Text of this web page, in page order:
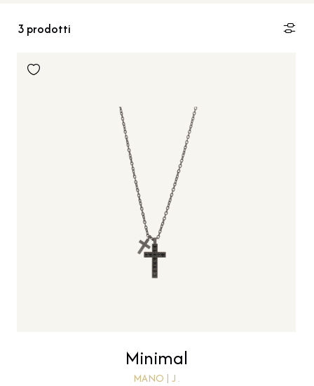
3 prodotti
Minimal
MANO | J .